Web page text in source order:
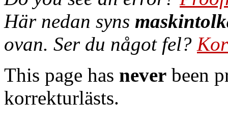
Här nedan syns
ovan. Ser du något fel?
This page has never been
korrekturlästs.